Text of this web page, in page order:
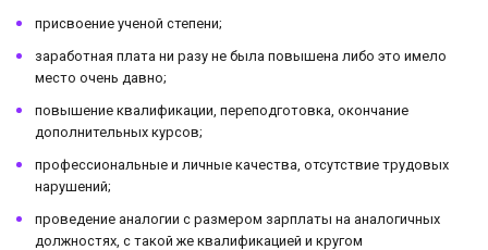
присвоение ученой степени;
заработная плата ни разу не была повышена либо это имело
место очень давно;
повышение квалификации, переподготовка, окончание
дополнительных курсов;
профессиональные и личные качества, отсутствие трудовых
нарушений;
проведение аналогии с размером зарплаты на аналогичных
должностях, с такой же квалификацией и кругом